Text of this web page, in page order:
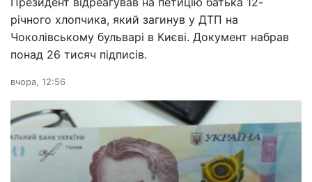
річного хлопчика, який загинув у ДТП на
Чоколівському бульварі в Києві. Документ набрав
понад 26 тисяч підписів.
вчора, 12:56